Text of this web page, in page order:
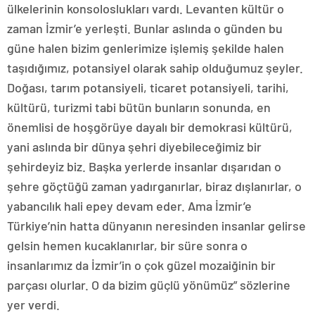
ülkelerinin konsoloslukları vardı. Levanten kültür o
zaman İzmir’e yerleşti. Bunlar aslında o günden bu
güne halen bizim genlerimize işlemiş şekilde halen
taşıdığımız, potansiyel olarak sahip olduğumuz şeyler.
Doğası, tarım potansiyeli, ticaret potansiyeli, tarihi,
kültürü, turizmi tabi bütün bunların sonunda, en
önemlisi de hoşgörüye dayalı bir demokrasi kültürü,
yani aslında bir dünya şehri diyebileceğimiz bir
şehirdeyiz biz. Başka yerlerde insanlar dışarıdan o
şehre göçtüğü zaman yadırganırlar, biraz dışlanırlar, o
yabancılık hali epey devam eder. Ama İzmir’e
Türkiye’nin hatta dünyanın neresinden insanlar gelirse
gelsin hemen kucaklanırlar, bir süre sonra o
insanlarımız da İzmir’in o çok güzel mozaiğinin bir
parçası olurlar. O da bizim güçlü yönümüz” sözlerine
yer verdi.